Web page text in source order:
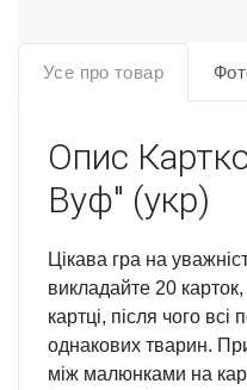
Усе про товар
Опис
Вуф" (укр)
Цікава гра на
викладайте 20
картці, після чого
однакових тварин.
між малюнками на